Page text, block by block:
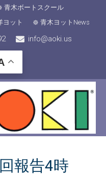
青木ボートスクール
ヨット 青木ヨットNews
info@aoki.us
報告4時